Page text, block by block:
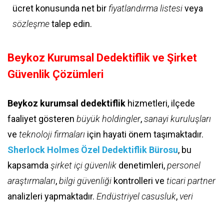
ücret konusunda net bir fiyatlandırma listesiveya
sözleşmetalep edin.
Beykoz Kurumsal Dedektiflik ve Şirket
Güvenlik Çözümleri
Beykoz kurumsal dedektiflik hizmetleri, ilçede
faaliyet gösteren büyük holdingler,sanayi kuruluşları
ve teknoloji firmaları için hayati önem taşımaktadır.
Sherlock Holmes Özel Dedektiflik Bürosu, bu
kapsamdaşirket içi güvenlik denetimleri,personel
araştırmaları,bilgi güvenliği kontrolleri ve ticari partner
analizleri yapmaktadır. Endüstriyel casusluk, veri